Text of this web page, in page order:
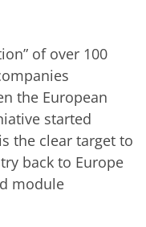
of over 100
the European
started
the clear target to
back to Europe
module